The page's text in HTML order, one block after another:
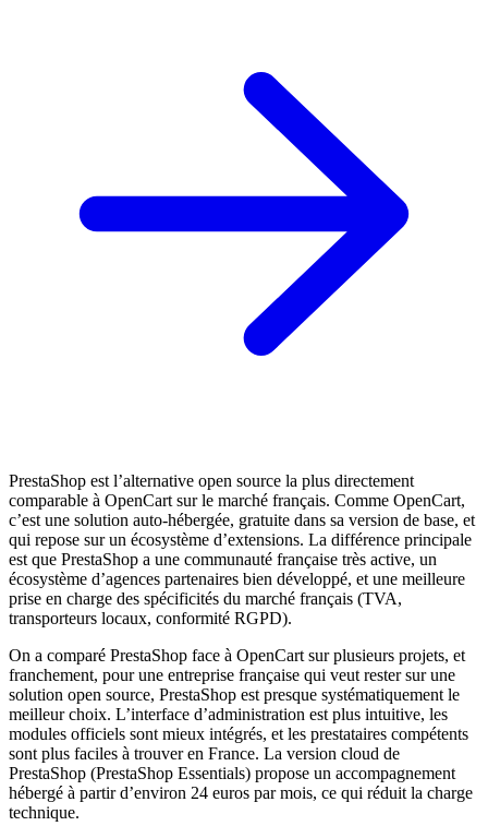
PrestaShop est l’alternative open source la plus directement
comparable à OpenCart sur le marché français. Comme OpenCart,
c’est une solution auto-hébergée, gratuite dans sa version de base, et
qui repose sur un écosystème d’extensions. La différence principale
est que PrestaShop a une communauté française très active, un
écosystème d’agences partenaires bien développé, et une meilleure
prise en charge des spécificités du marché français (TVA,
transporteurs locaux, conformité RGPD).
On a comparé PrestaShop face à OpenCart sur plusieurs projets, et
franchement, pour une entreprise française qui veut rester sur une
solution open source, PrestaShop est presque systématiquement le
meilleur choix. L’interface d’administration est plus intuitive, les
modules officiels sont mieux intégrés, et les prestataires compétents
sont plus faciles à trouver en France. La version cloud de
PrestaShop (PrestaShop Essentials) propose un accompagnement
hébergé à partir d’environ 24 euros par mois, ce qui réduit la charge
technique.